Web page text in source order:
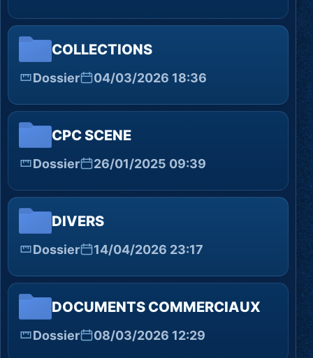
COLLECTIONS
Dossier 04/03/2026 18:36
CPC SCENE
Dossier 26/01/2025 09:39
DIVERS
Dossier 14/04/2026 23:17
DOCUMENTS COMMERCIAUX
Dossier 08/03/2026 12:29